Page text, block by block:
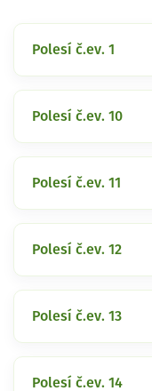
Polesí č.ev. 1
Polesí č.ev. 10
Polesí č.ev. 11
Polesí č.ev. 12
Polesí č.ev. 13
Polesí č.ev. 14